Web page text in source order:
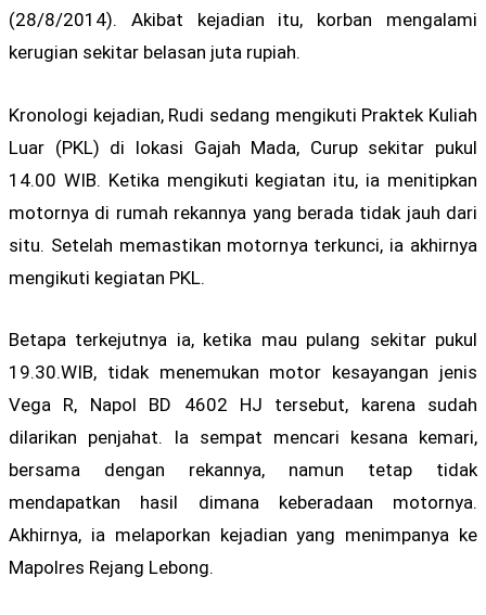
(28/8/2014). Akibat kejadian itu, korban mengalami
kerugian sekitar belasan juta rupiah.
Kronologi kejadian, Rudi sedang mengikuti Praktek Kuliah
Luar (PKL) di lokasi Gajah Mada, Curup sekitar pukul
14.00 WIB. Ketika mengikuti kegiatan itu, ia menitipkan
motornya di rumah rekannya yang berada tidak jauh dari
situ. Setelah memastikan motornya terkunci, ia akhirnya
mengikuti kegiatan PKL.
Betapa terkejutnya ia, ketika mau pulang sekitar pukul
19.30.WIB, tidak menemukan motor kesayangan jenis
Vega R, Napol BD‎​ 4602 HJ tersebut, karena sudah
dilarikan penjahat. Ia sempat mencari kesana kemari,
bersama dengan rekannya, namun tetap tidak
mendapatkan hasil dimana keberadaan motornya.
Akhirnya, ia melaporkan kejadian yang menimpanya ke
Mapolres Rejang Lebong.